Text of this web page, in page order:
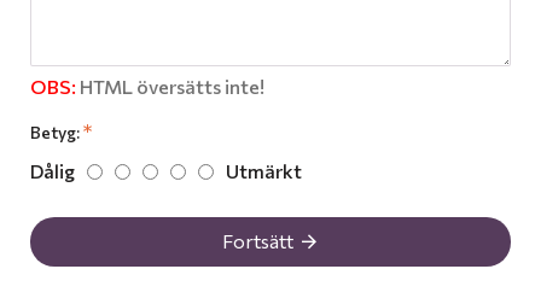
OBS: HTML översätts inte!
Betyg:
Dålig Utmärkt
Fortsätt